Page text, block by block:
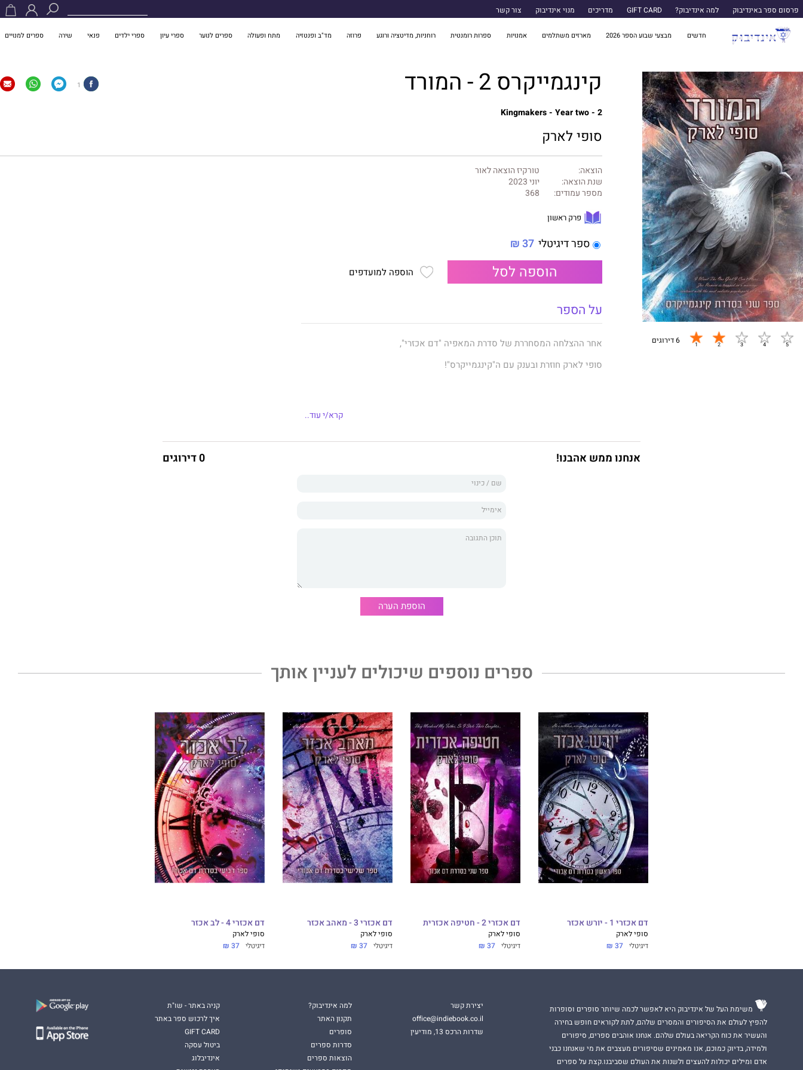
פרסום ספר באינדיבוק למה אינדיבוק? GIFT CARD מדריכים מנוי אינדיבוק צור קשר
חדשים מבצעי שבוע הספר 2026 מארזים משתלמים אמנויות ספרות רומנטית רוחניות, מדיטציה ורוגע פרוזה מד"ב ופנטזיה מתח ופעולה ספרים לנוער ספרי עיון ספרי ילדים פנאי שירה ספרים למנויים
6 דירוגים
קינגמייקרס 2 - המורד 1
Kingmakers - Year two - 2
סופי לארק
הוצאה:
טורקיז הוצאה לאור
שנת הוצאה:
יוני 2023
מספר עמודים:
368
פרק ראשון
ספר דיגיטלי 37 ₪
הוספה לסל הוספה למועדפים
על הספר
אחר ההצלחה המסחררת של סדרת המאפיה "דם אכזרי",
סופי לארק חוזרת ובענק עם ה"קינגמייקרס"!
150% מיילס.
מורד עוצמתי ונחוש. זה שלא אכפת לו מה חושבים עליו, עד שהוא פוגש את זואי.
כדי להציל את האישה שהוא רוצה. ניתן לקרוא אותו כספר יחיד והוא עם סוף סגור.
קוראים יקרים, הישמרו לנפשותיכם, כי הרומן הזה לוהט!
קרא/י עוד..
אנחנו ממש אהבנו! 0 דירוגים
הוספת הערה
ספרים נוספים שיכולים לעניין אותך
דם אכזרי 1 - יורש אכזר
סופי לארק
דיגיטלי 37 ₪
דם אכזרי 2 - חטיפה אכזרית
סופי לארק
דיגיטלי 37 ₪
דם אכזרי 3 - מאהב אכזר
סופי לארק
דיגיטלי 37 ₪
דם אכזרי 4 - לב אכזר
סופי לארק
דיגיטלי 37 ₪
משימת העל של אינדיבוק היא לאפשר לכמה שיותר סופרים וסופרות
להפיץ לעולם את הסיפורים והמסרים שלהם, לתת לקוראים חופש בחירה
והעשיר את כוח הקריאה בעולם שלהם. אנחנו אוהבים ספרים, סיפורים
ולמידה, בדיוק כמוכם, אנו מאמינים שסיפורים מעצבים את מי שאנחנו כבני
אדם ומילים יכולות להעצים ולשנות את העולם שסביבנו.קצת על ספרים
יצירת קשר
office@indiebook.co.il
שדרות הרכס 13, מודיעין
למה אינדיבוק?
תקנון האתר
סופרים
סדרות ספרים
הוצאות ספרים
קניה באתר - שו"ת
איך לרכוש ספר באתר
GIFT CARD
ביטול עסקה
אינדיבלוג